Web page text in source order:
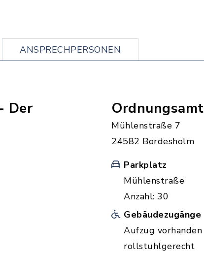
ANSPRECHPERSONEN
Der
Ordnungsamt
Mühlenstraße 7
24582 Bordesholm
Parkplatz
Mühlenstraße
Anzahl: 30
Gebäudezugänge
Aufzug vorhanden
rollstuhlgerecht